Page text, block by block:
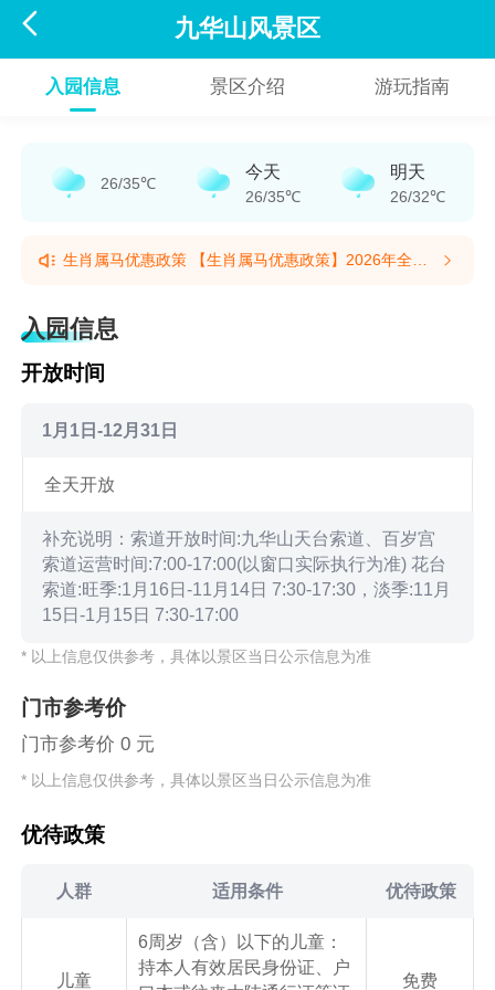
 九华山风景区
入园信息 景区介绍 游玩指南
26/35℃
今天
26/35℃
明天
26/32℃
生肖属马优惠政策 【生肖属马优惠政策】2026年全
惠票，后续26年全年可无限次数免费乘坐花台索道，畅
览花台景区，可在窗口登记，第一次游览可购买往返优
游四季花台。(提示有效期2026/1/2至2026/12/31)
入园信息
开放时间
1月1日-12月31日
全天开放
补充说明：索道开放时间:九华山天台索道、百岁宫
索道运营时间:7:00-17:00(以窗口实际执行为准) 花台
索道:旺季:1月16日-11月14日 7:30-17:30，淡季:11月
15日-1月15日 7:30-17:00
* 以上信息仅供参考，具体以景区当日公示信息为准
门市参考价
门市参考价 0 元
* 以上信息仅供参考，具体以景区当日公示信息为准
优待政策
人群 适用条件 优待政策
儿童
6周岁（含）以下的儿童：
持本人有效居民身份证、户
免费